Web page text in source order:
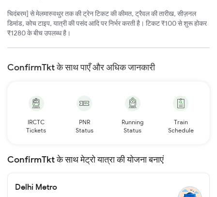
चिदंबरम] से मेलमारुवथुर तक की ट्रेन टिकट की कीमत, ट्रैवल की तारीख, सीज़नल
डिमांड, कोच टाइप, यात्री की पसंद आदि पर निर्भर करती है। टिकट ₹100 से शुरू होकर
₹1280 के बीच उपलब्ध है।
ConfirmTkt के साथ पाएँ और अधिक जानकारी
IRCTC
Tickets
PNR
Status
Running
Status
Train
Schedule
ConfirmTkt के साथ मेट्रो यात्रा की योजना बनाएं
Delhi Metro